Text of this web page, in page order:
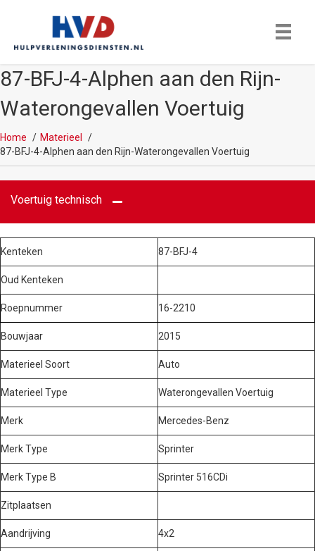
87-BFJ-4-Alphen aan den Rijn-
Waterongevallen Voertuig
Home
Materieel
87-BFJ-4-Alphen aan den Rijn-Waterongevallen Voertuig
Voertuig technisch
Kenteken 87-BFJ-4
Oud Kenteken
Roepnummer 16-2210
Bouwjaar 2015
Materieel Soort Auto
Materieel Type Waterongevallen Voertuig
Merk Mercedes-Benz
Merk Type Sprinter
Merk Type B Sprinter 516CDi
Zitplaatsen
Aandrijving 4x2